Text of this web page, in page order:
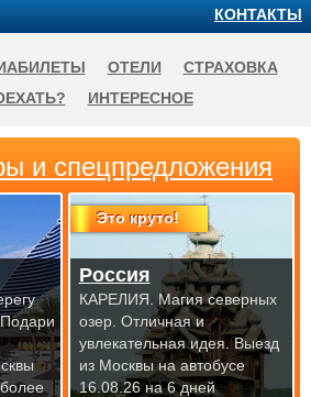
и спецпредложения
Это круто!
Россия
КАРЕЛИЯ. Магия северных
озер. Отличная и
увлекательная идея.Выезд
из Москвы на автобусе
16.08.26 на 6 дней
КОНТАКТЫ
ОТЕЛИ
СТРАХОВКА
ИНТЕРЕСНОЕ